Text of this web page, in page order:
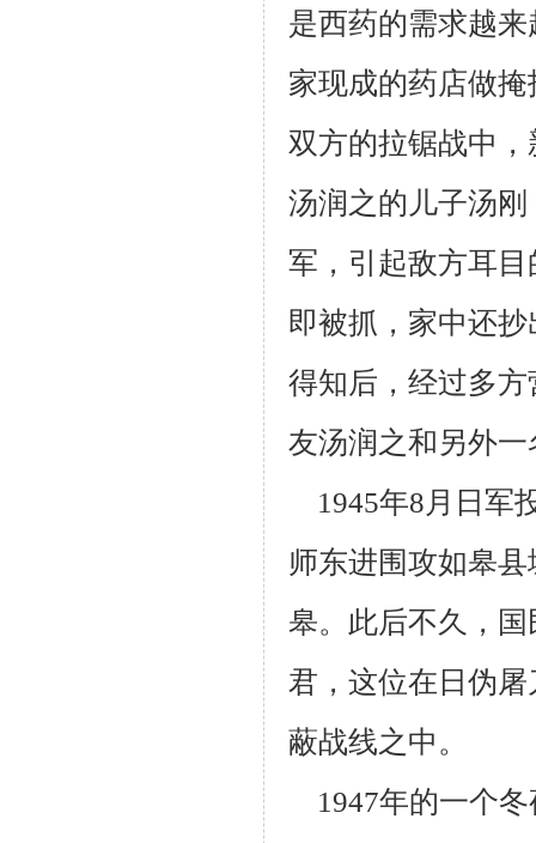
是西药的需求越来
家现成的药店做
双方的拉锯战中
汤润之的儿子汤
军，引起敌方耳目
即被抓， 家中还
得知后，经过多
友汤润之和另外
1945年8月日军
师东进围攻如皋
皋。此后不久，国
君，这位在 日伪
蔽战线之中。
1947年的一个冬